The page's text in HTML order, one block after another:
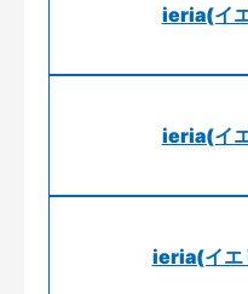
ieria(イ
ieria(イ
ieria(イエ